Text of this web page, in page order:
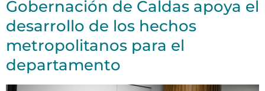
Gobernación de Caldas apoya el
desarrollo de los hechos
metropolitanos para el
departamento